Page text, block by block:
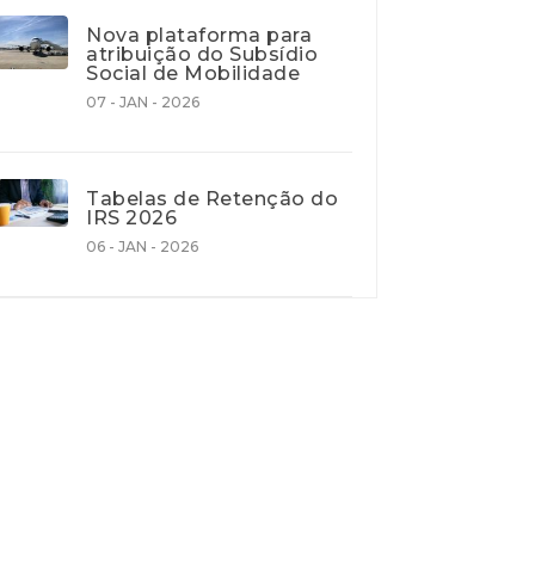
Nova plataforma para
atribuição do Subsídio
Social de Mobilidade
07 - JAN - 2026
Tabelas de Retenção do
IRS 2026
06 - JAN - 2026